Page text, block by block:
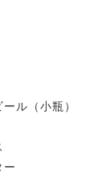
ル（小瓶）
ー